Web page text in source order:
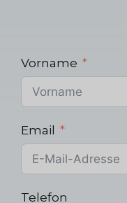
Vorname
Email
Telefon